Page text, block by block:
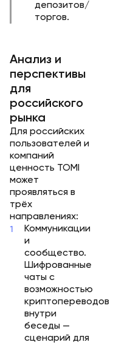
депозитов/
торгов.
Анализ и
перспективы
для
российского
рынка
Для российских
пользователей и
компаний
ценность TOMI
может
проявляться в
трёх
направлениях:
Коммуникации
и
сообщество.
Шифрованные
чаты с
возможностью
криптопереводов
внутри
беседы —
сценарий для